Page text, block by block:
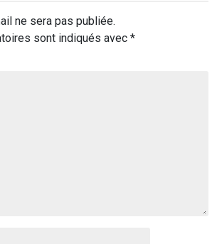
ne sera pas publiée.
sont indiqués avec *